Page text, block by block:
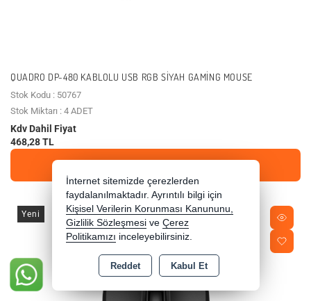
QUADRO DP-480 KABLOLU USB RGB SIYAH GAMING MOUSE
Stok Kodu : 50767
Stok Miktarı : 4 ADET
Kdv Dahil Fiyat
468,28 TL
Yeni
İnternet sitemizde çerezlerden
faydalanılmaktadır. Ayrıntılı bilgi için
Kişisel Verilerin Korunması Kanununu,
Gizlilik Sözleşmesi ve Çerez
Politikamızı inceleyebilirsiniz.
Reddet Kabul Et